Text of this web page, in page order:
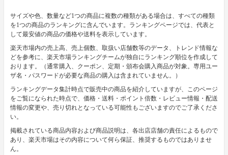
サイズや色、数量など1つの商品に複数の種類がある場合は、すべての種類
を1つの商品のランキングに含んでいます。ランキングページでは、代表と
して最安値の商品の価格や送料を表示しています。
楽天市場内の売上高、売上個数、取扱い店舗数等のデータ、トレンド情報な
どを参考に、楽天市場ランキングチームが独自にランキング順位を作成して
おります。（通常購入、クーポン、定期・頒布会購入商品が対象。専用ユー
ザ名・パスワードが必要な商品の購入は含まれていません。）
ランキングデータ集計時点で販売中の商品を紹介していますが、このページ
をご覧になられた時点で、価格・送料・ポイント倍数・レビュー情報・配送
情報の変更や、売り切れとなっている可能性もございますのでご了承くださ
い。
掲載されている商品内容および商品説明は、各出店店舗の責任によるもので
あり、楽天市場はその内容について何ら保証、推奨するものではありませ
ん。